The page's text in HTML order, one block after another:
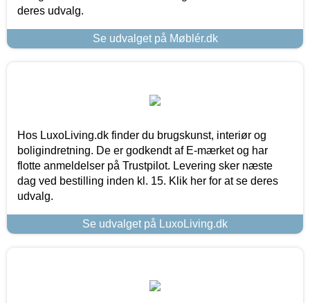
deres udvalg.
Se udvalget på Møblér.dk
Hos LuxoLiving.dk finder du brugskunst, interiør og
boligindretning. De er godkendt af E-mærket og har
flotte anmeldelser på Trustpilot. Levering sker næste
dag ved bestilling inden kl. 15. Klik her for at se deres
udvalg.
Se udvalget på LuxoLiving.dk